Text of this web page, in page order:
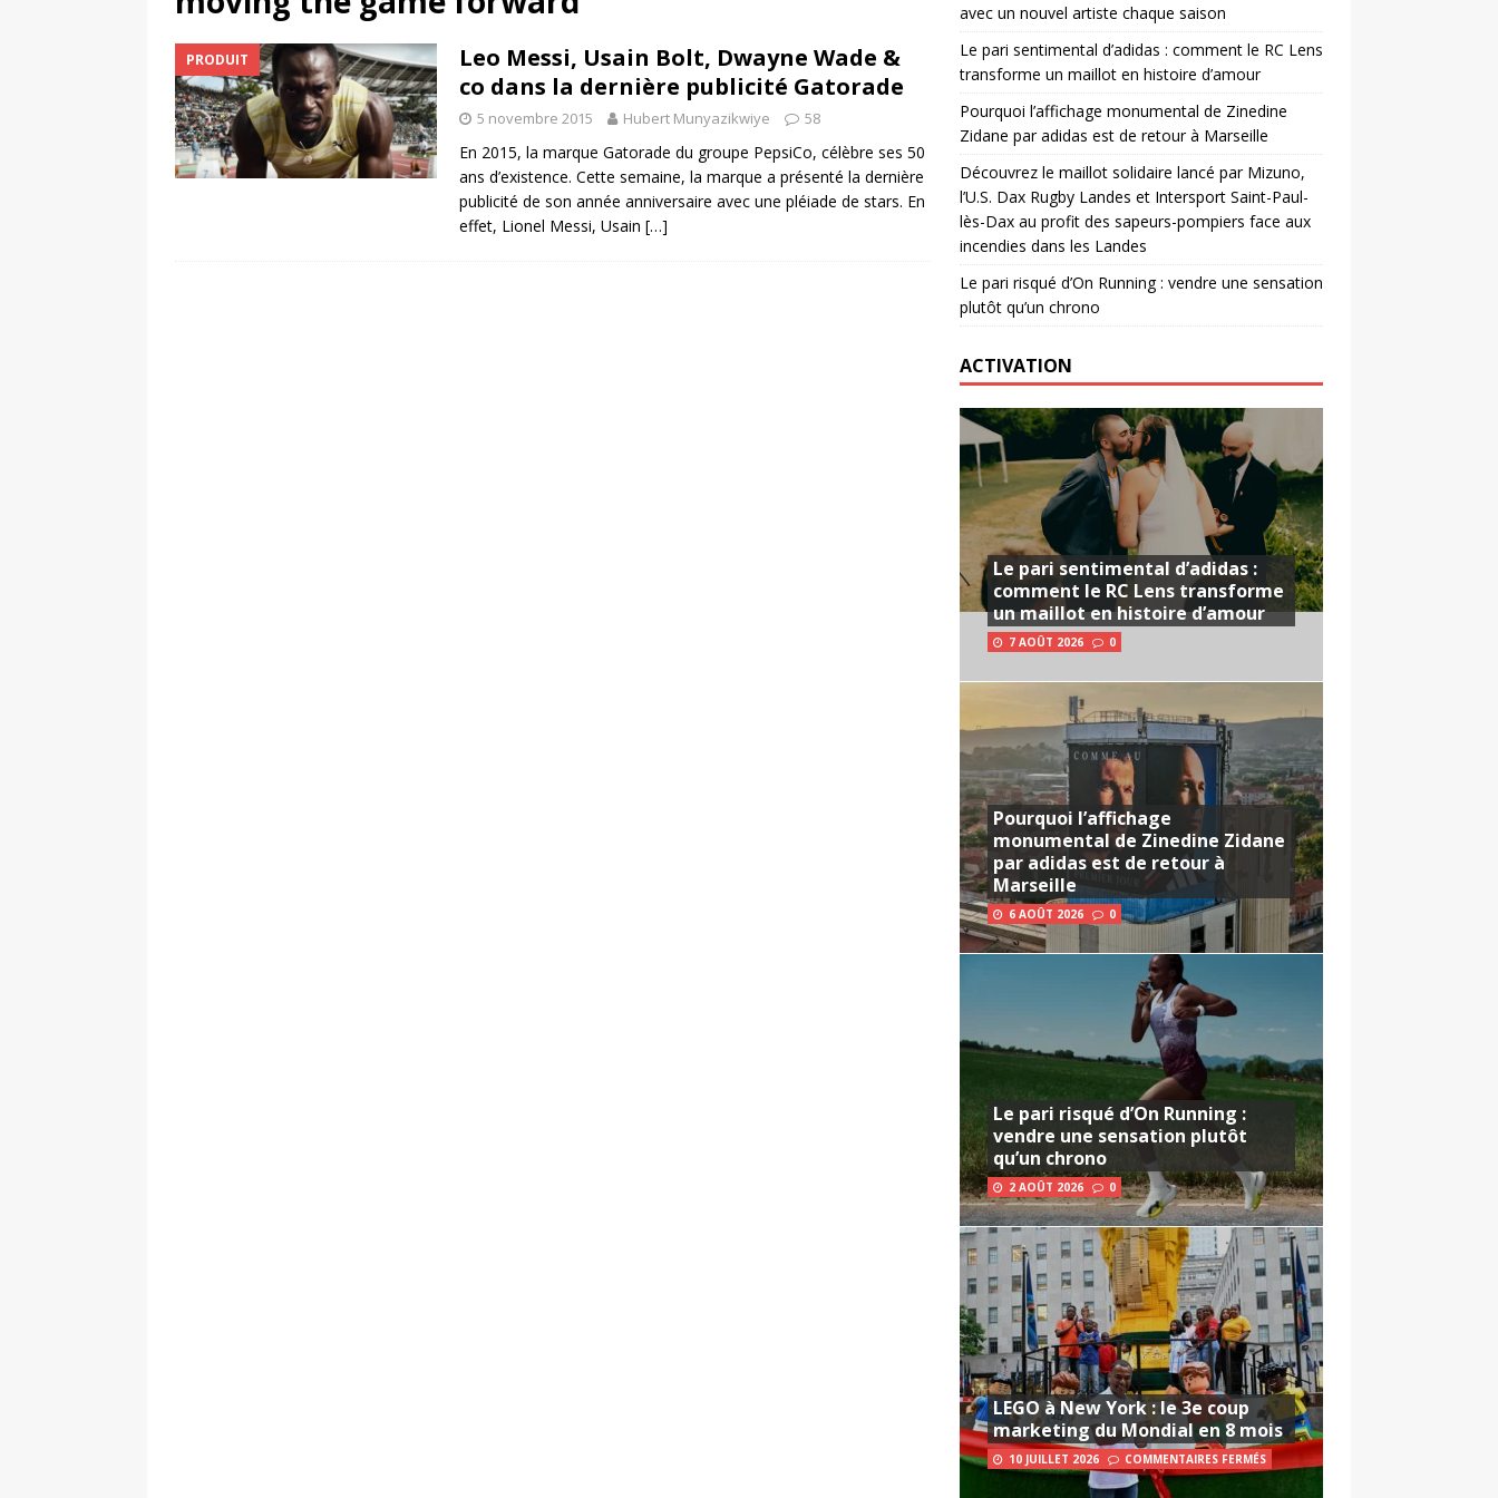
[ 4 août 2026 ]
Découvrez le maillot solidaire lancé par Mizuno, l’U.S. Dax Rugby Landes et Intersport
Saint-Paul-lès-Dax au profit des sapeurs-pompiers face aux incendies dans les Landes
RUGBY
[ 2 août 2026 ] Le pari risqué d’On Running : vendre une sensation plutôt qu’un chrono
[ 7 août 2026 ] Pourquoi le Red Star FC réinvente son maillot avec un nouvel artiste chaque saison
NON CLASSÉ
PRODUIT
Leo Messi, Usain Bolt, Dwayne Wade &
co dans la dernière publicité Gatorade
5 novembre 2015 Hubert Munyazikwiye 58
En 2015, la marque Gatorade du groupe PepsiCo, célèbre ses 50
ans d’existence. Cette semaine, la marque a présenté la dernière
publicité de son année anniversaire avec une pléiade de stars. En
effet, Lionel Messi, Usain […]
avec un nouvel artiste chaque saison
Le pari sentimental d’adidas : comment le RC Lens
transforme un maillot en histoire d’amour
Pourquoi l’affichage monumental de Zinedine
Zidane par adidas est de retour à Marseille
Découvrez le maillot solidaire lancé par Mizuno,
l’U.S. Dax Rugby Landes et Intersport Saint-Paul-
lès-Dax au profit des sapeurs-pompiers face aux
incendies dans les Landes
Le pari risqué d’On Running : vendre une sensation
plutôt qu’un chrono
ACTIVATION
Le pari sentimental d’adidas :
comment le RC Lens transforme
un maillot en histoire d’amour
7 AOÛT 2026 0
Pourquoi l’affichage
monumental de Zinedine Zidane
par adidas est de retour à
Marseille
6 AOÛT 2026 0
Le pari risqué d’On Running :
vendre une sensation plutôt
qu’un chrono
2 AOÛT 2026 0
LEGO à New York : le 3e coup
marketing du Mondial en 8 mois
10 JUILLET 2026 COMMENTAIRES FERMÉS